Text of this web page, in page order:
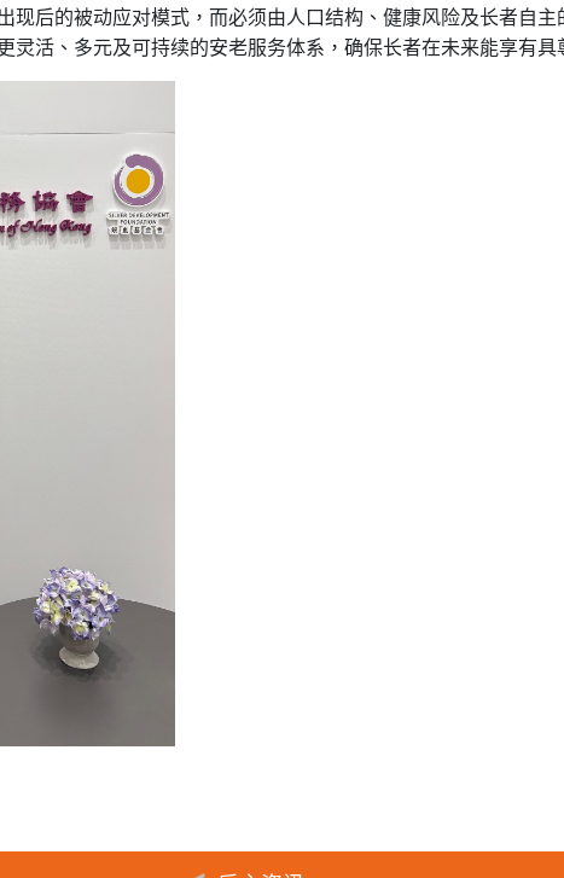
现后的被动应对模式，而必须由人口结构、健康风险及长者自
活、多元及可持续的安老服务体系，确保长者在未来能享有具